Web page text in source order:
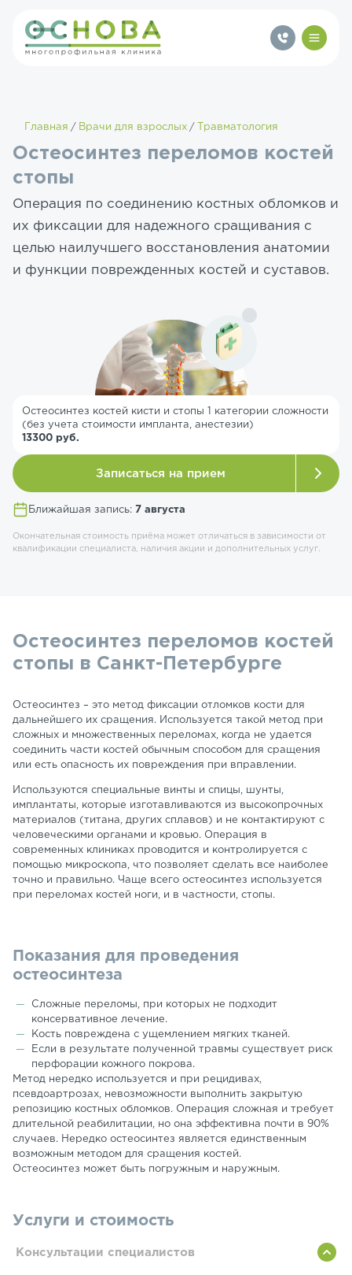
Главная Врачи для взрослых Травматология
Остеосинтез переломов костей
стопы
Операция по соединению костных обломков и
их фиксации для надежного сращивания с
целью наилучшего восстановления анатомии
и функции поврежденных костей и суставов.
Ближайшая запись: 7 августа
Остеосинтез костей кисти и стопы 1 категории сложности
(без учета стоимости импланта, анестезии)
13300 руб.
Записаться на прием
Окончательная стоимость приёма может отличаться в зависимости от
квалификации специалиста, наличия акции и дополнительных услуг.
Остеосинтез переломов костей
стопы в Санкт-Петербурге
Остеосинтез – это метод фиксации отломков кости для
дальнейшего их сращения. Используется такой метод при
сложных и множественных переломах, когда не удается
соединить части костей обычным способом для сращения
или есть опасность их повреждения при вправлении.
Используются специальные винты и спицы, шунты,
имплантаты, которые изготавливаются из высокопрочных
материалов (титана, других сплавов) и не контактируют с
человеческими органами и кровью. Операция в
современных клиниках проводится и контролируется с
помощью микроскопа, что позволяет сделать все наиболее
точно и правильно. Чаще всего остеосинтез используется
при переломах костей ноги, и в частности, стопы.
Показания для проведения
остеосинтеза
Сложные переломы, при которых не подходит
консервативное лечение.
Кость повреждена с ущемлением мягких тканей.
Если в результате полученной травмы существует риск
перфорации кожного покрова.
Метод нередко используется и при рецидивах,
псевдоартрозах, невозможности выполнить закрытую
репозицию костных обломков. Операция сложная и требует
длительной реабилитации, но она эффективна почти в 90%
случаев. Нередко остеосинтез является единственным
возможным методом для сращения костей.
Остеосинтез может быть погружным и наружным.
Услуги и стоимость
Консультации специалистов